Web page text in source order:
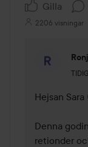
Gilla
2206 visningar
Hejsan
Denna
retionder